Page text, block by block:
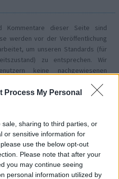
Process My Personal
sharing to third parties, or
or sensitive information for
use the below opt-out
Please note that after your
you may continue seeing
personal information utilized by
Kommentare dieser Seite sind
werden vor der Veröffentlichung
um unseren Standards (für
zu entsprechen. Wir
keine nachgewiesenen
geben die beschriebenen
nur die Ansichten der jeweiligen
Erfahrung von Person zu Person
dass Sie sich immer an Ihren Arzt
um medizinischen Rat zu